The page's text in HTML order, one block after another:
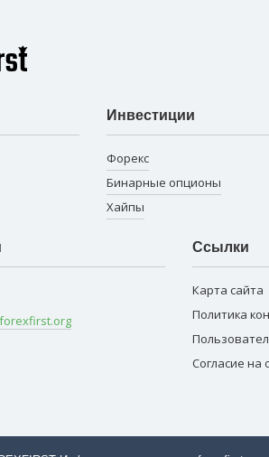
Инвестиции
Форекс
Бинарные опционы
Хайпы
Ссылки
Карта сайта
Политика
Согласие на